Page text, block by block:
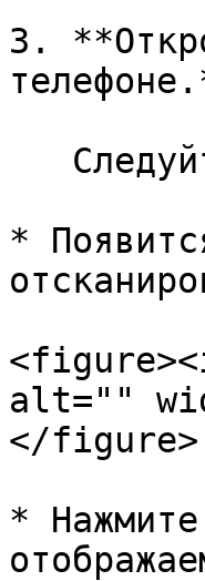
3.
*
alt=""
</figure>
*